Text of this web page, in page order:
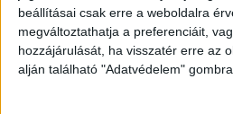
beállításai csak erre a weboldalra
megváltoztathatja a preferenciáit,
hozzájárulását, ha visszatér erre az
alján található "Adatvédelem"
személyazonosító adatait,
jelét, lakó- vagy tartózkodási
magánnyugdíj-pénztári